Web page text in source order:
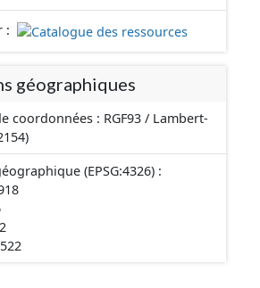
:
géographiques
coordonnées : RGF93 / Lambert-
(EPSG:4326) :